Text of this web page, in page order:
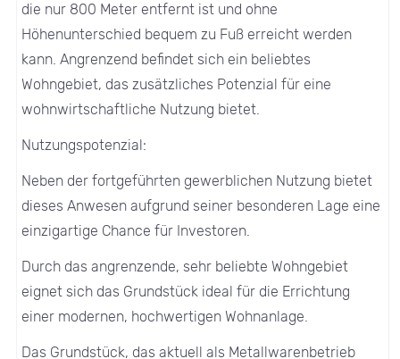
die nur 800 Meter entfernt ist und ohne
Höhenunterschied bequem zu Fuß erreicht werden
kann. Angrenzend befindet sich ein beliebtes
Wohngebiet, das zusätzliches Potenzial für eine
wohnwirtschaftliche Nutzung bietet.
Nutzungspotenzial:
Neben der fortgeführten gewerblichen Nutzung bietet
dieses Anwesen aufgrund seiner besonderen Lage eine
einzigartige Chance für Investoren.
Durch das angrenzende, sehr beliebte Wohngebiet
eignet sich das Grundstück ideal für die Errichtung
einer modernen, hochwertigen Wohnanlage.
Das Grundstück, das aktuell als Metallwarenbetrieb